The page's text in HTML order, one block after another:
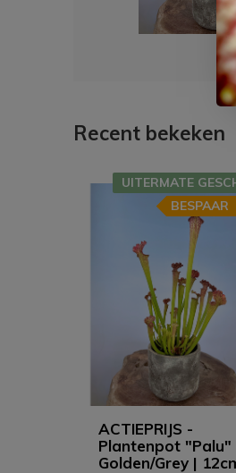
Recent bekeken
ACTIEPRIJS -
Plantenpot "Palu"
Golden/Grey |
UITERMATE
BESPAAR